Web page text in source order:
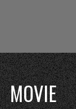
MOVIE